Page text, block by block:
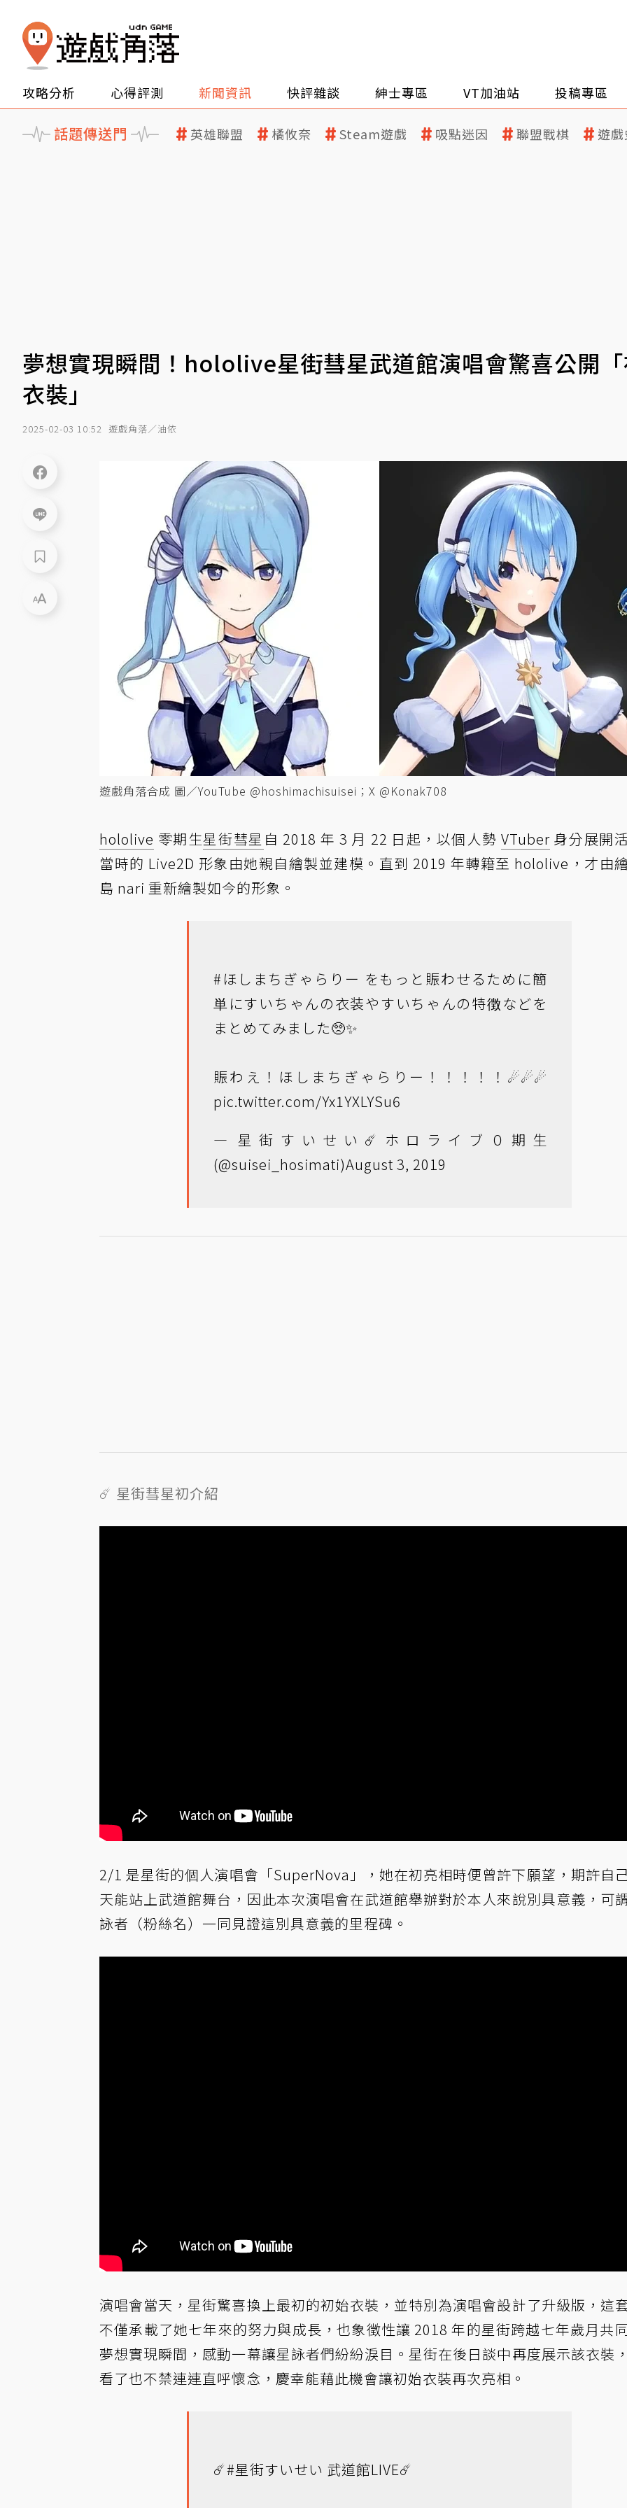
攻略分析 心得評測 新聞資訊 快評雜談 紳士專區 VT加油站 投稿專區
話題傳送門 英雄聯盟 橘攸奈 Steam遊戲 吸點迷因 聯盟戰棋 遊
夢想實現瞬間！hololive星街彗星武道館演唱會驚喜公開
衣裝」
2025-02-03 10:52 遊戲角落／油依
遊戲角落合成 圖／YouTube @hoshimachisuisei；X @Konak708
hololive 零期生星街彗星 自 2018 年 3 月 22 日起，以個人勢 VTuber身分展開
當時的 Live2D 形象由她親自繪製並建模。直到 2019 年轉籍至 hololive，才由
島 nari 重新繪製如今的形象。
#ほしまちぎゃらりー をもっと賑わせるために簡
単にすいちゃんの衣装やすいちゃんの特徴などを
まとめてみました🥺✨
賑わえ！ほしまちぎゃらりー！！！！！☄☄☄
pic.twitter.com/Yx1YXLYSu6
— 星街すいせい☄️ホロライブ０期生
(@suisei_hosimati)August 3, 2019
☄️ 星街彗星初介紹
2/1 是星街的個人演唱會「SuperNova」，她在初亮相時便曾許下願望，期許自
天能站上武道館舞台，因此本次演唱會在武道館舉辦對於本人來說別具意義，可
詠者（粉絲名）一同見證這別具意義的里程碑。
演唱會當天，星街驚喜換上最初的初始衣裝，並特別為演唱會設計了升級版，這
不僅承載了她七年來的努力與成長，也象徵性讓 2018 年的星街跨越七年歲月共
夢想實現瞬間，感動一幕讓星詠者們紛紛淚目。星街在後日談中再度展示該衣裝
看了也不禁連連直呼懷念，慶幸能藉此機會讓初始衣裝再次亮相。
☄️#星街すいせい 武道館LIVE☄️